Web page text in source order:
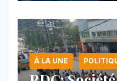
À LA UNE